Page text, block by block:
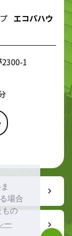
場合
もの
ー
エコパハウ
1